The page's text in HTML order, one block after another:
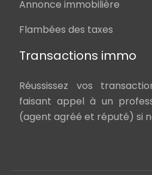
Annonce immobilière
Flambées des taxes
Transactions immo
Réussissez vos
faisant appel à un
(agent agréé et réputé) si